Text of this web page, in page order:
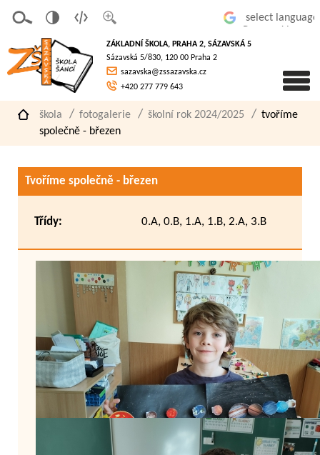
písmo
á
verze
pro
slaboz
raké
ZÁKLADNÍ ŠKOLA, PRAHA 2, SÁZAVSKÁ 5
Sázavská 5/830, 120 00 Praha 2
sazavska@zssazavska.cz
+420 277 779 643
škola fotogalerie školní rok 2024/2025
tvoříme
společně - březen
Tvoříme společně - březen
Třídy: 0.A, 0.B, 1.A, 1.B, 2.A, 3.B